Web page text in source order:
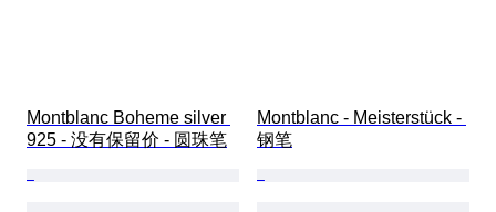
Montblanc Boheme silver
925 - 没有保留价 - 圆珠笔
Montblanc - Meisterstück -
钢笔